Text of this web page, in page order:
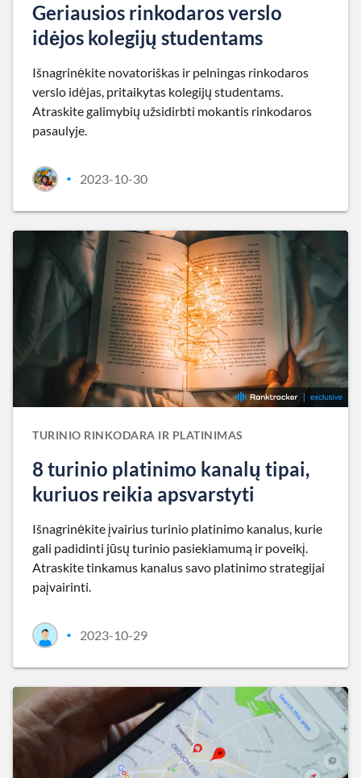
Geriausios rinkodaros verslo
idėjos kolegijų studentams
Išnagrinėkite novatoriškas ir pelningas rinkodaros
verslo idėjas, pritaikytas kolegijų studentams.
Atraskite galimybių užsidirbti mokantis rinkodaros
pasaulyje.
• 2023-10-30
TURINIO RINKODARA IR PLATINIMAS
8 turinio platinimo kanalų tipai,
kuriuos reikia apsvarstyti
Išnagrinėkite įvairius turinio platinimo kanalus, kurie
gali padidinti jūsų turinio pasiekiamumą ir poveikį.
Atraskite tinkamus kanalus savo platinimo strategijai
paįvairinti.
• 2023-10-29